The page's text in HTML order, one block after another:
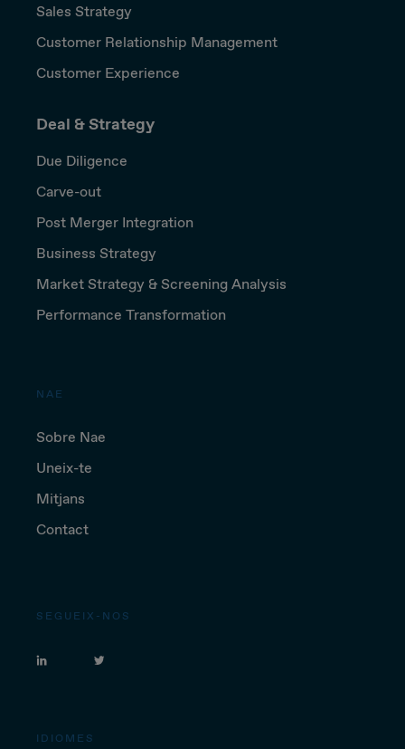
Sales Strategy
Customer Relationship Management
Customer Experience
Deal & Strategy
Due Diligence
Carve-out
Post Merger Integration
Business Strategy
Market Strategy & Screening Analysis
Performance Transformation
NAE
Sobre Nae
Uneix-te
Mitjans
Contact
SEGUEIX-NOS
IDIOMES